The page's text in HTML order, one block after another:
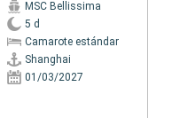
MSC Bellissima
5 d
Camarote estándar
Shanghai
01/03/2027